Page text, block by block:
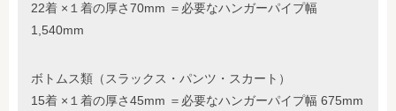
22着 ×１着の厚さ70mm ＝必要なハンガーパイプ幅
1,540mm
ボトムス類（スラックス・パンツ・スカート）
15着 ×１着の厚さ45mm ＝必要なハンガーパイプ幅 675mm